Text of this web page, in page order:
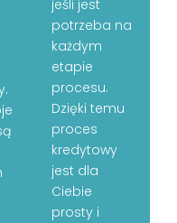
jeśli jest
potrzeba na
każdym
etapie
procesu.
Dzięki temu
proces
kredytowy
jest dla
Ciebie
prosty i